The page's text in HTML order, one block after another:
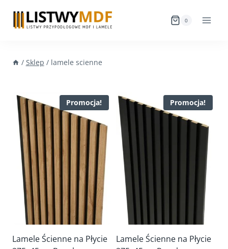
treści
0
/ Sklep / lamele scienne
Promocja!
Lamele Ścienne na Płycie
Promocja!
Lamele Ścienne na Płycie